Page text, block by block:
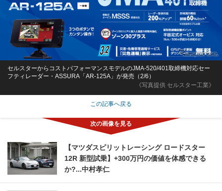
《写真提供 セルスター工業》
セルスターからコストパフォーマンスモデルのJMA-520/401取締機対応セー
フティレーダー・ASSURA「AR-125A」が発売（2/6）
この記事へ戻る
【マツダスピリットレーシング ロードスター
12R 新型試乗】+300万円の価値を体感できる
か?...中村孝仁